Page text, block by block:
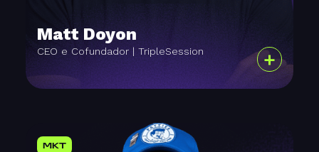
Matt Doyon
CEO e Cofundador | TripleSession +
MKT